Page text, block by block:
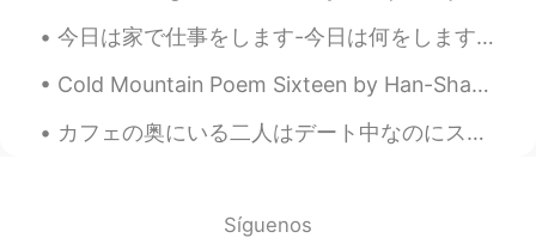
今日は家で仕事をします-今日は何をしますか？ 나는 오늘 집에서 일할 것입니다-오늘 무엇을 하시겠습니까? Je vais travailler à domicile aujourd'h...
Cold Mountain Poem Sixteen by Han-Shan. Translated by Gary Snyder. Cold Mountain is a house Wit...
カフェの奥にいる二人はデート中なのにスマホわいじりまくってる。ラインでコーヒーの話ししてるのかなと、色々想像してみたら面白い。エッチはどんな感じかな。ベッドの上に座りながら好きなAV動画のリンク...
Síguenos